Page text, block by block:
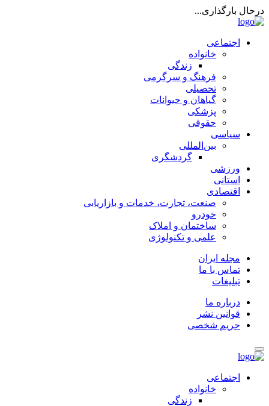
درحال بارگذاری...
اجتماعی
خانواده
زندگی
فرهنگ و سرگرمی
تحصیلی
گیاهان و حیوانات
پزشکی
حقوقی
سیاسی
بین‌المللی
گردشگری
ورزشی
استانی
اقتصادی
صنعت، تجارت، خدمات و بازاریابی
خودرو
ساختمان و املاک
علمی و تکنولوژی
مجله ایران
تماس با ما
تبلیغات
درباره ما
قوانین نشر
حریم شخصی
اجتماعی
خانواده
زندگی